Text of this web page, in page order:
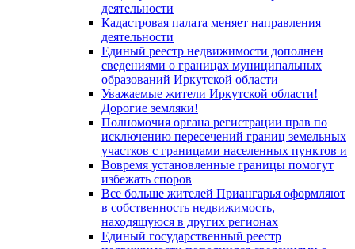
деятельности
Кадастровая палата меняет направления
деятельности
Единый реестр недвижимости дополнен
сведениями о границах муниципальных
образований Иркутской области
Уважаемые жители Иркутской области!
Дорогие земляки!
Полномочия органа регистрации прав по
исключению пересечений границ земельных
участков с границами населенных пунктов и
Вовремя установленные границы помогут
избежать споров
Все больше жителей Приангарья оформляют
в собственность недвижимость,
находящуюся в других регионах
Единый государственный реестр